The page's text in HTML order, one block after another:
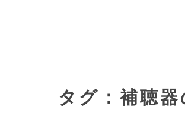
タグ：補聴器